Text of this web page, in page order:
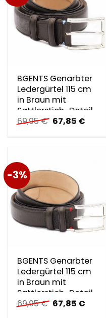
BGENTS Genarbter
Ledergürtel 115 cm
in Braun mit
Sattlerstich-Detail
in Hellblau
69,95€ Ursprünglicher
Preis
war:
67,85 €
ist:
-3%
BGENTS Genarbter
Ledergürtel 115 cm
in Braun mit
Sattlerstich-Detail
in Rot
69,95€ Ursprünglicher
Preis
67,85 €